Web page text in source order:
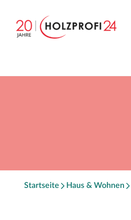
Startseite Haus & Wohnen